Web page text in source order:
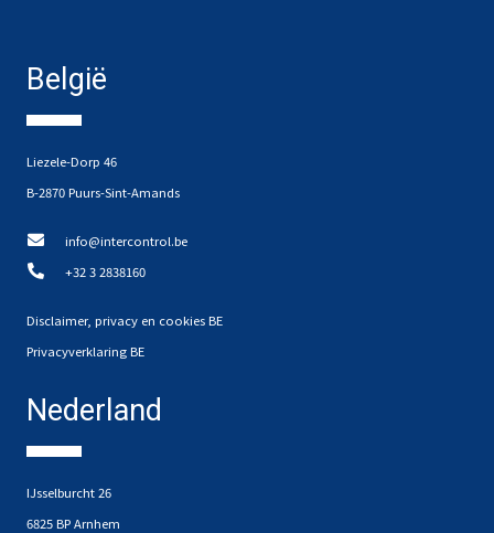
België
Liezele-Dorp 46
B-2870 Puurs-Sint-Amands
info@intercontrol.be
+32 3 2838160
Disclaimer, privacy en cookies BE
Privacyverklaring BE
Nederland
IJsselburcht 26
6825 BP Arnhem